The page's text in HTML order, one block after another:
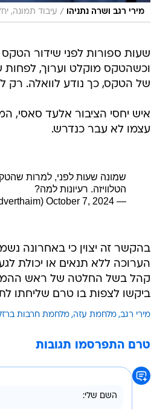
מירי רגב ושרה נתניהו / עיבוד תמונה,
וכשהטקס מוקלט וערוך, לפחות
של הטקס, כך נודע לוואלה. רק
איש יחסי הציבור אלעד סאסי,
עצמו לא עבר כנדרש.
שמונה שעות לפני, למרות
הטלוויזה. רעיונות למה?
— David (Mizrahy) Verthaim (@dverthaim)
October 7, 2024
בהקשר זה יצוין כי באחרונה
הערוכה ללא תנאים או יכולת
קהל בשל החלטה של ראש
ביקשו לצפות בו טרם שליחתו
מירי רגב מלחמת עזה מלחמת חרבות
טרם התפרסמו תגובות